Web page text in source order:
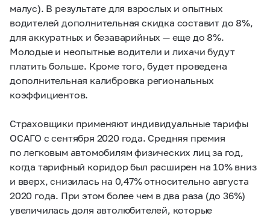
малус). В результате для взрослых и опытных
водителей дополнительная скидка составит до 8%,
для аккуратных и безаварийных — еще до 8%.
Молодые и неопытные водители и лихачи будут
платить больше. Кроме того, будет проведена
дополнительная калибровка региональных
коэффициентов.
Страховщики применяют индивидуальные тарифы
ОСАГО с сентября 2020 года. Средняя премия
по легковым автомобилям физических лиц за год,
когда тарифный коридор был расширен на 10% вниз
и вверх, снизилась на 0,47% относительно августа
2020 года. При этом более чем в два раза (до 36%)
увеличилась доля автолюбителей, которые